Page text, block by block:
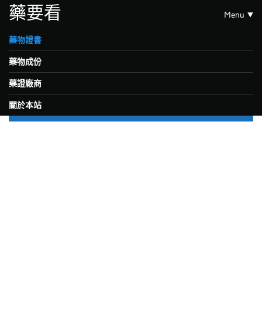
藥要看 Menu
藥物證書
藥物成份
藥證廠商
關於本站